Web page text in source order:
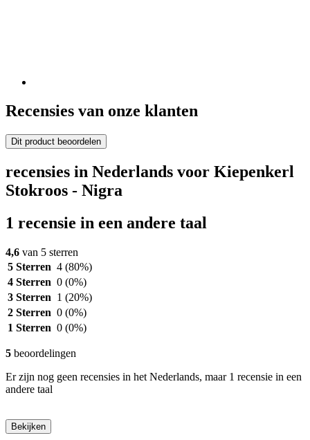
Recensies van onze klanten
Dit product beoordelen
recensies in Nederlands voor Kiepenkerl
Stokroos - Nigra
1 recensie in een andere taal
4,6 van 5 sterren
5 Sterren 4 (80%)
4 Sterren 0 (0%)
3 Sterren 1 (20%)
2 Sterren 0 (0%)
1 Sterren 0 (0%)
5 beoordelingen
Er zijn nog geen recensies in het Nederlands, maar 1 recensie in een
andere taal
Bekijken